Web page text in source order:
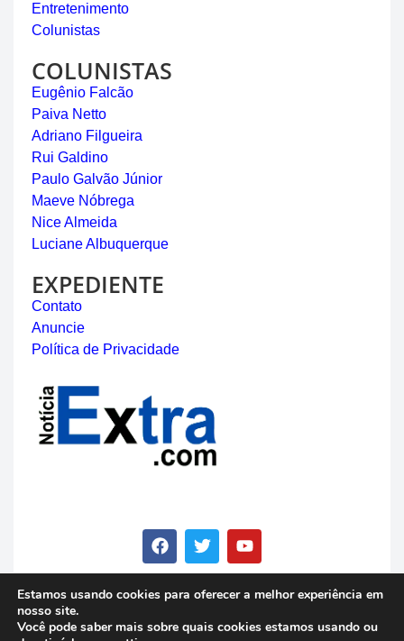
Entretenimento
Colunistas
COLUNISTAS
Eugênio Falcão
Paiva Netto
Adriano Filgueira
Rui Galdino
Paulo Galvão Júnior
Maeve Nóbrega
Nice Almeida
Luciane Albuquerque
EXPEDIENTE
Contato
Anuncie
Política de Privacidade
© Copyright 2023 - Notícia Extra - Todos os direitos
reservados
Estamos usando cookies para oferecer a melhor experiência em
nosso site.
Você pode saber mais sobre quais cookies estamos usando ou